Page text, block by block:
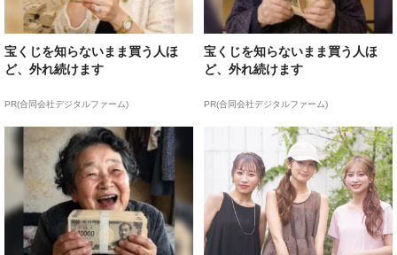
宝くじを知らないまま買う人ほ
ど、外れ続けます
PR(合同会社デジタルファーム)
宝くじを知らないまま買う人ほ
ど、外れ続けます
PR(合同会社デジタルファーム)